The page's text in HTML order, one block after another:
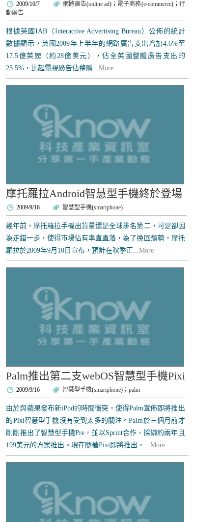
2009/10/7 網路廣告(online ad)； 電子商務(e-commerce)； 行
動廣告
根據英國IAB（Interactive Advertising Bureau）公佈的統計
數據顯示，英國2009年上半年的網路廣告支出增加4.6%至
17.5億英鎊（約28億美元），佔全英國整體廣告支出的
23.5%，比起電視廣告佔整體...More
摩托羅拉Android智慧型手機終於登場
2009/9/16 智慧型手機(smartphone)
幾年前，摩托羅拉手機出貨量還是全球排名第二，可是卻因
為走錯一步，使得市場佔有率直直落，為了挽回頹勢，摩托
羅拉於2009年9月10日宣布，預計在秋季正...More
Palm推出第二支webOS智慧型手機Pixi
2009/9/16 智慧型手機(smartphone)；palm
由於與蘋果發布新iPod的時間衝突，使得Palm宣佈即將推出
的Pixi智慧型手機沒有受到太多的關注。Palm於三個月前才
剛剛推出了智慧型手機Pre，並以Sprint合作，採綁約兩年且
199美元的方案推出。現在隨著Pixi即將推出，...More